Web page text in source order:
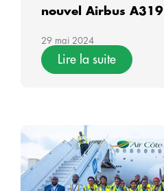
nouvel Airbus A319
29 mai 2024
Lire la suite